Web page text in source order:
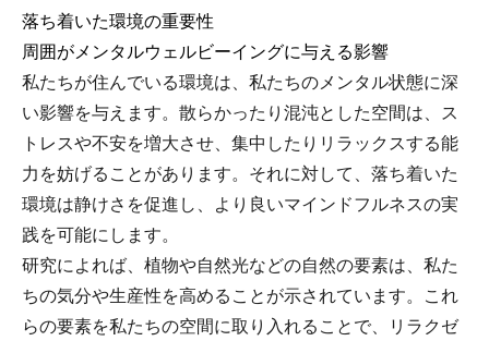
落ち着いた環境の重要性
周囲がメンタルウェルビーイングに与える影響
私たちが住んでいる環境は、私たちのメンタル状態に深
い影響を与えます。散らかったり混沌とした空間は、ス
トレスや不安を増大させ、集中したりリラックスする能
力を妨げることがあります。それに対して、落ち着いた
環境は静けさを促進し、より良いマインドフルネスの実
践を可能にします。
研究によれば、植物や自然光などの自然の要素は、私た
ちの気分や生産性を高めることが示されています。これ
らの要素を私たちの空間に取り入れることで、リラクゼ